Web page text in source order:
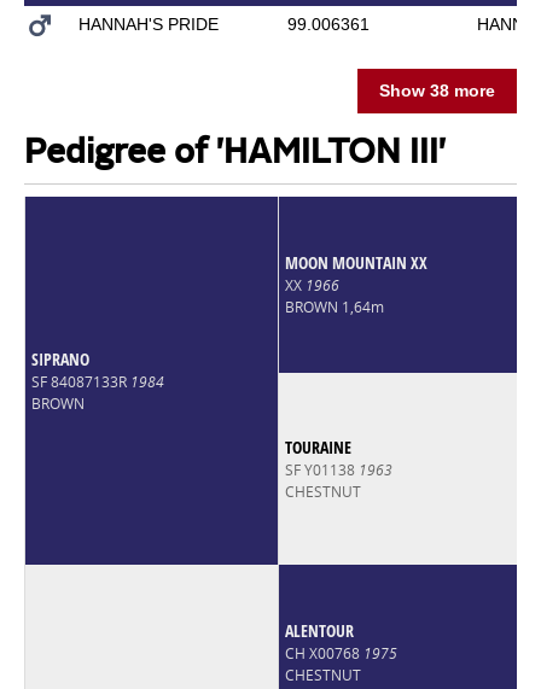
HANNAH'S PRIDE
99.006361
Show 38 more
Pedigree of 'HAMILTON III'
SIPRANO
SF 84087133R 1984
BROWN
MOON MOUNTAIN XX
XX 1966
BROWN 1,64m
TOURAINE
SF Y01138 1963
CHESTNUT
ALENTOUR
CH X00768 1975
CHESTNUT